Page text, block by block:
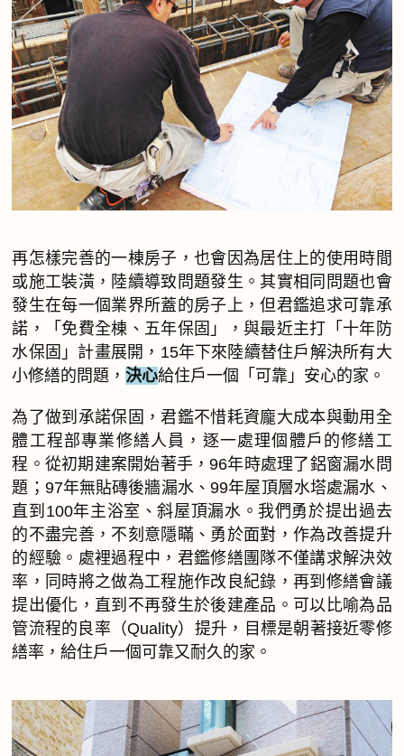
再怎樣完善的一棟房子，也會因為居住上的使用時間
或施工裝潢，陸續導致問題發生。其實相同問題也會
發生在每一個業界所蓋的房子上，但君鑑追求可靠承
諾，「免費全棟、五年保固」，與最近主打「十年防
水保固」計畫展開，15年下來陸續替住戶解決所有大
小修繕的問題，決心給住戶一個「可靠」安心的家。
為了做到承諾保固，君鑑不惜耗資龐大成本與動用全
體工程部專業修繕人員，逐一處理個體戶的修繕工
程。從初期建案開始著手，96年時處理了鋁窗漏水問
題；97年無貼磚後牆漏水、99年屋頂層水塔處漏水、
直到100年主浴室、斜屋頂漏水。我們勇於提出過去
的不盡完善，不刻意隱瞞、勇於面對，作為改善提升
的經驗。處裡過程中，君鑑修繕團隊不僅講求解決效
率，同時將之做為工程施作改良紀錄，再到修繕會議
提出優化，直到不再發生於後建產品。可以比喻為品
管流程的良率（Quality）提升，目標是朝著接近零修
繕率，給住戶一個可靠又耐久的家。